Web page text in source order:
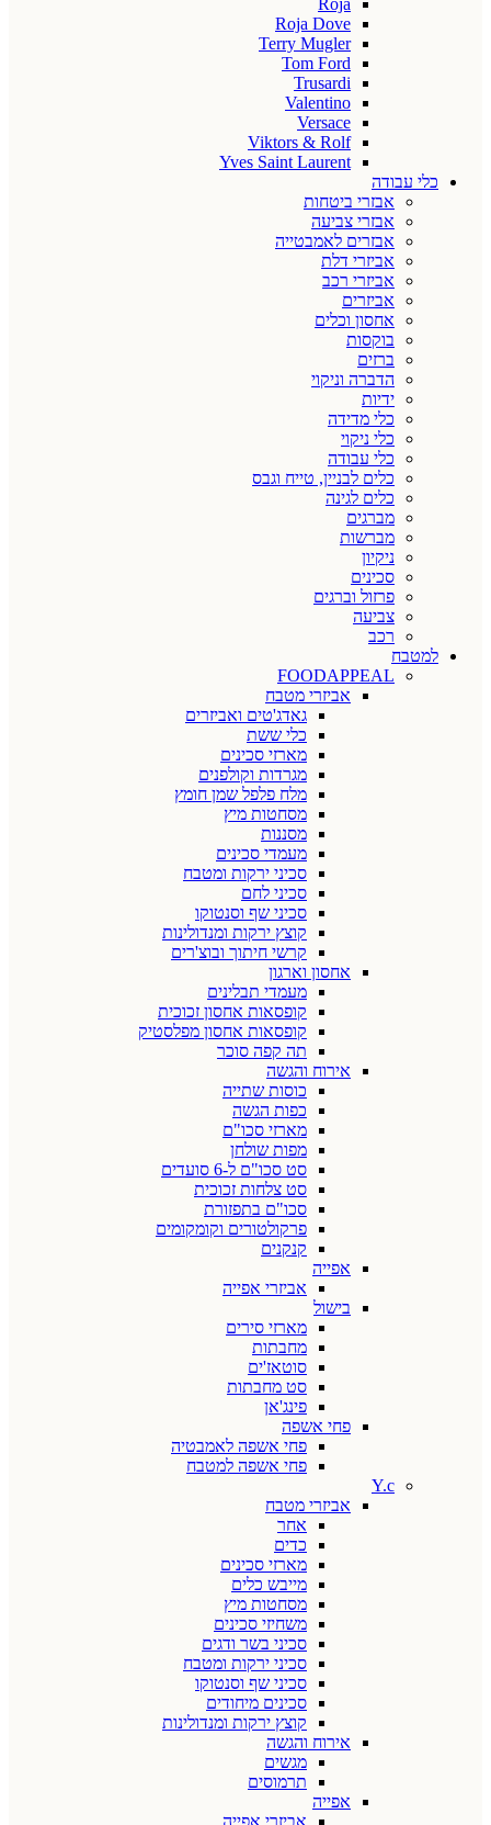
Roja
Roja Dove
Terry Mugler
Tom Ford
Trusardi
Valentino
Versace
Viktors & Rolf
Yves Saint Laurent
כלי עבודה
אבזרי ביטחות
אבזרי צביעה
אבזרים לאמבטייה
אביזרי דלת
אביזרי רכב
אביזרים
אחסון וכלים
בוקסות
ברזים
הדברה וניקוי
ידיות
כלי מדידה
כלי ניקוי
כלי עבודה
כלים לבניין, טייח וגבס
כלים לגינה
מברגים
מברשות
ניקיון
סכינים
פרזול וברגים
צביעה
רכב
למטבח
FOODAPPEAL
אביזרי מטבח
גאדג'טים ואביזרים
כלי ששת
מארזי סכינים
מגרדות וקולפנים
מלח פלפל שמן חומץ
מסחטות מיץ
מסננות
מעמדי סכינים
סכיני ירקות ומטבח
סכיני לחם
סכיני שף וסנטוקו
קוצץ ירקות ומנדולינות
קרשי חיתוך ובוצ'רים
אחסון וארגון
מעמדי תבלינים
קופסאות אחסון זכוכית
קופסאות אחסון מפלסטיק
תה קפה סוכר
אירוח והגשה
כוסות שתייה
כפות הגשה
מארזי סכו"ם
מפות שולחן
סט סכו"ם ל-6 סועדים
סט צלחות זכוכית
סכו"ם בתפזורת
פרקולטורים וקומקומים
קנקנים
אפייה
אביזרי אפייה
בישול
מארזי סירים
מחבתות
סוטאז'ים
סט מחבתות
פינג'אן
פחי אשפה
פחי אשפה לאמבטיה
פחי אשפה למטבח
Y.c
אביזרי מטבח
אחר
כדים
מארזי סכינים
מייבש כלים
מסחטות מיץ
משחיזי סכינים
סכיני בשר ודגים
סכיני ירקות ומטבח
סכיני שף וסנטוקו
סכינים מיחודים
קוצץ ירקות ומנדולינות
אירוח והגשה
מגשים
תרמוסים
אפייה
אביזרי אפייה